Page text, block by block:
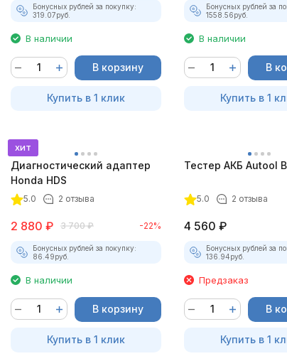
Бонусных рублей за покупку:
319.07руб.
В наличии
В корзину
Купить в 1 клик
Бонусных рублей за
1558.56руб.
В наличии
В
Купить в 1
хит
Диагностический адаптер
Honda HDS
5.0 2 отзыва
2 880 ₽ 3 700 ₽ -22%
Бонусных рублей за покупку:
86.49руб.
В наличии
В корзину
Купить в 1 клик
Тестер АКБ Autool
5.0 2 отзыва
4 560 ₽
Бонусных рублей за
136.94руб.
Предзаказ
В
Купить в 1